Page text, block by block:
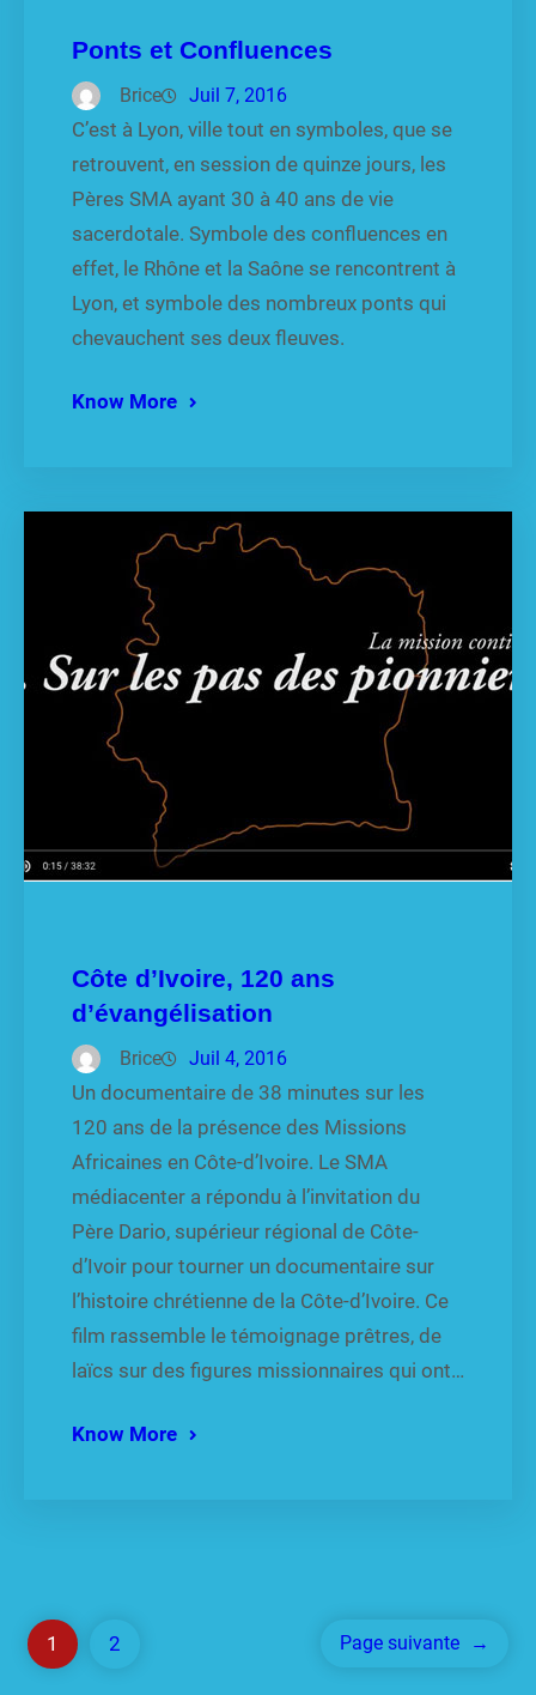
Ponts et Confluences
Brice Juil 7, 2016
C’est à Lyon, ville tout en symboles, que se
retrouvent, en session de quinze jours, les
Pères SMA ayant 30 à 40 ans de vie
sacerdotale. Symbole des confluences en
effet, le Rhône et la Saône se rencontrent à
Lyon, et symbole des nombreux ponts qui
chevauchent ses deux fleuves.
Know More
Côte d’Ivoire, 120 ans
d’évangélisation
Brice Juil 4, 2016
Un documentaire de 38 minutes sur les
120 ans de la présence des Missions
Africaines en Côte-d’Ivoire. Le SMA
médiacenter a répondu à l’invitation du
Père Dario, supérieur régional de Côte-
d’Ivoir pour tourner un documentaire sur
l’histoire chrétienne de la Côte-d’Ivoire. Ce
film rassemble le témoignage prêtres, de
laïcs sur des figures missionnaires qui ont…
Know More
1 2 Page suivante →